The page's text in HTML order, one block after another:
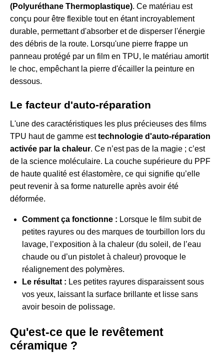
(Polyuréthane Thermoplastique). Ce matériau est
conçu pour être flexible tout en étant incroyablement
durable, permettant d'absorber et de disperser l'énergie
des débris de la route. Lorsqu'une pierre frappe un
panneau protégé par un film en TPU, le matériau amortit
le choc, empêchant la pierre d'écailler la peinture en
dessous.
Le facteur d'auto-réparation
L'une des caractéristiques les plus précieuses des films
TPU haut de gamme esttechnologie d'auto-réparation
activée par la chaleur. Ce n’est pas de la magie ; c’est
de la science moléculaire. La couche supérieure du PPF
de haute qualité est élastomère, ce qui signifie qu’elle
peut revenir à sa forme naturelle après avoir été
déformée.
Comment ça fonctionne : Lorsque le film subit de
petites rayures ou des marques de tourbillon lors du
lavage, l’exposition à la chaleur (du soleil, de l’eau
chaude ou d’un pistolet à chaleur) provoque le
réalignement des polymères.
Le résultat : Les petites rayures disparaissent sous
vos yeux, laissant la surface brillante et lisse sans
avoir besoin de polissage.
Qu'est-ce que le revêtement
céramique ?